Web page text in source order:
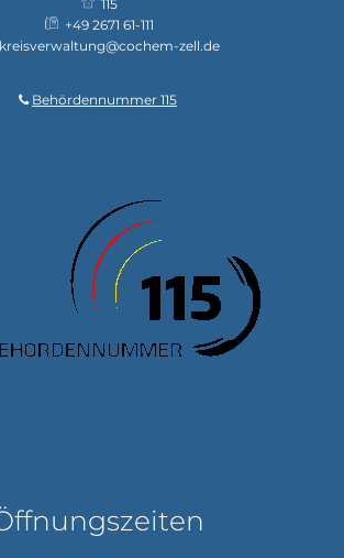
115
+49 2671 61-111
kreisverwaltung@cochem-zell.de
Behördennummer 115